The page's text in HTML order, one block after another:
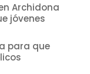
Archidona
jóvenes
para que